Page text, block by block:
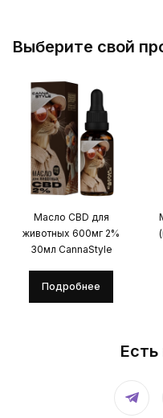
Выберите свой
Масло CBD для
животных 600мг 2%
30мл CannaStyle
Подробнее